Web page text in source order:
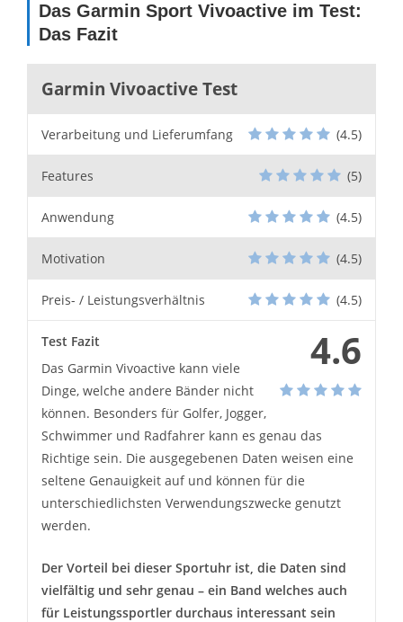
Das Garmin Sport Vivoactive im Test:
Das Fazit
Garmin Vivoactive Test
Verarbeitung und Lieferumfang (4.5)
Features (5)
Anwendung (4.5)
Motivation (4.5)
Preis- / Leistungsverhältnis (4.5)
4.6
Test Fazit
Das Garmin Vivoactive kann viele
Dinge, welche andere Bänder nicht
können. Besonders für Golfer, Jogger,
Schwimmer und Radfahrer kann es genau das
Richtige sein. Die ausgegebenen Daten weisen eine
seltene Genauigkeit auf und können für die
unterschiedlichsten Verwendungszwecke genutzt
werden.
Der Vorteil bei dieser Sportuhr ist, die Daten sind
vielfältig und sehr genau – ein Band welches auch
für Leistungssportler durchaus interessant sein